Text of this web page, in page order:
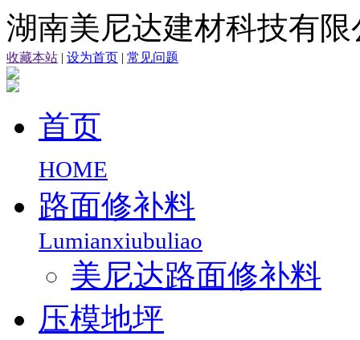
湖南美尼达建材科技有限
收藏本站 | 设为首页 | 常见问题
首页
HOME
路面修补料
Lumianxiubuliao
美尼达路面修补料
压模地坪